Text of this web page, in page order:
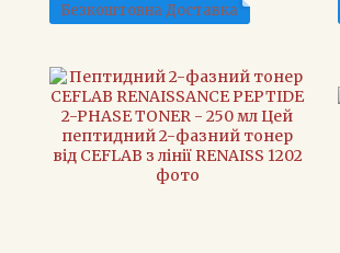
Безкоштовна Доставка